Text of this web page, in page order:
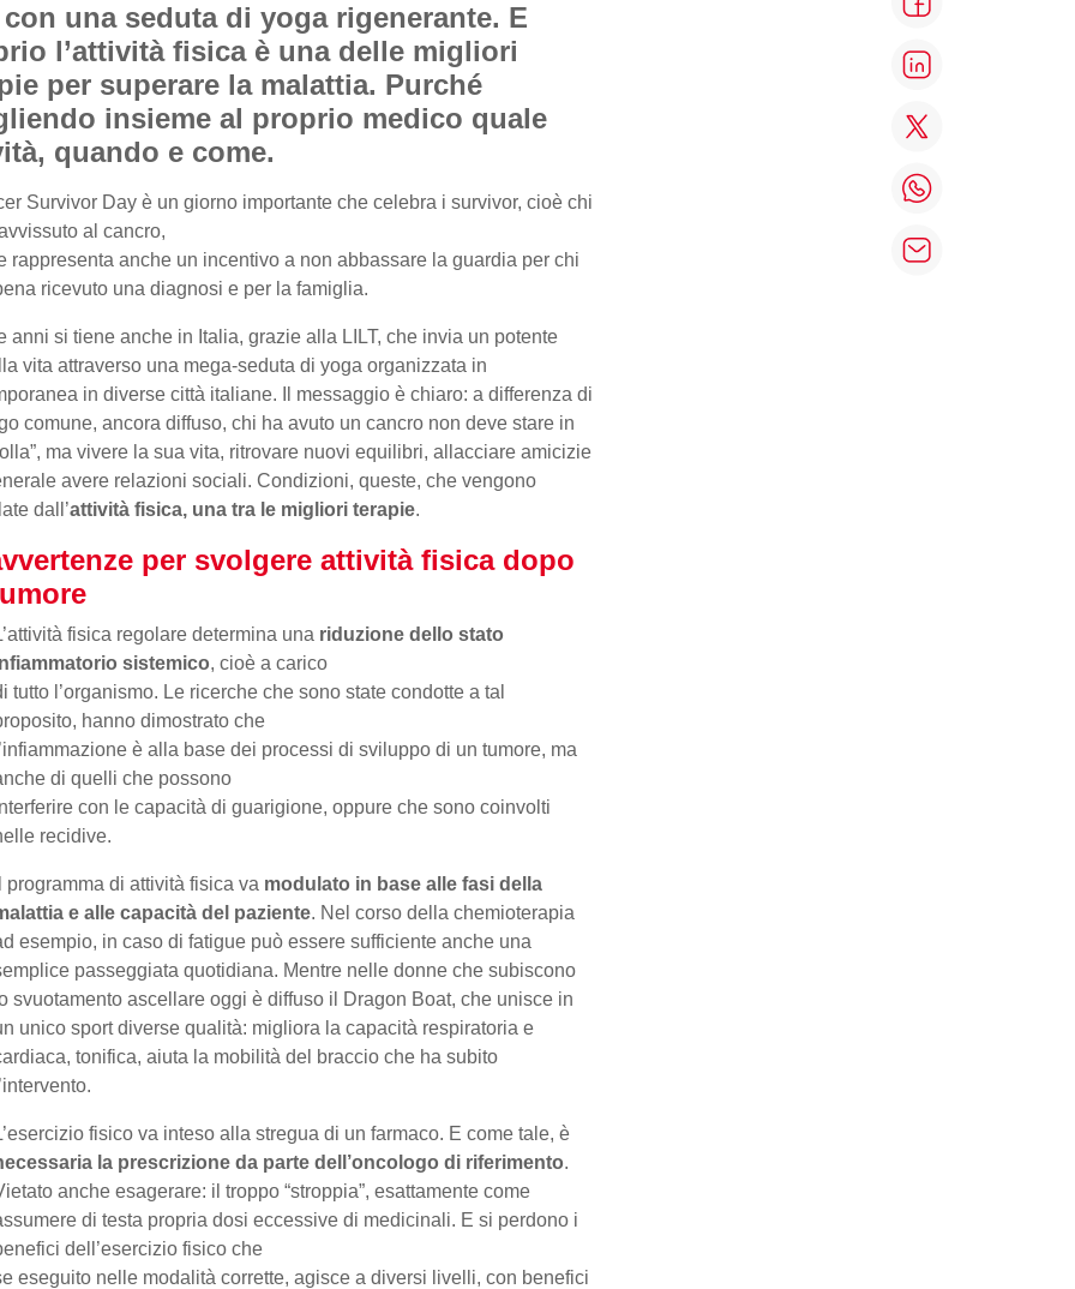
con una seduta di yoga rigenerante. E
l’attività fisica è una delle migliori
per superare la malattia. Purché
insieme al proprio medico quale
quando e come.
Survivor Day è un giorno importante che celebra i survivor, cioè chi
al cancro,
rappresenta anche un incentivo a non abbassare la guardia per chi
ricevuto una diagnosi e per la famiglia.
anni si tiene anche in Italia, grazie alla LILT, che invia un potente
vita attraverso una mega-seduta di yoga organizzata in
in diverse città italiane. Il messaggio è chiaro: a differenza di
comune, ancora diffuso, chi ha avuto un cancro non deve stare in
ma vivere la sua vita, ritrovare nuovi equilibri, allacciare amicizie
avere relazioni sociali. Condizioni, queste, che vengono
dall’attività fisica, una tra le migliori terapie.
per svolgere attività fisica dopo
fisica regolare determina una riduzione dello stato
sistemico, cioè a carico
tutto l’organismo. Le ricerche che sono state condotte a tal
hanno dimostrato che
è alla base dei processi di sviluppo di un tumore, ma
di quelli che possono
con le capacità di guarigione, oppure che sono coinvolti
recidive.
programma di attività fisica va modulato in base alle fasi della
e alle capacità del paziente. Nel corso della chemioterapia
esempio, in caso di fatigue può essere sufficiente anche una
passeggiata quotidiana. Mentre nelle donne che subiscono
svuotamento ascellare oggi è diffuso il Dragon Boat, che unisce in
unico sport diverse qualità: migliora la capacità respiratoria e
tonifica, aiuta la mobilità del braccio che ha subito
fisico va inteso alla stregua di un farmaco. E come tale, è
la prescrizione da parte dell’oncologo di riferimento.
anche esagerare: il troppo “stroppia”, esattamente come
di testa propria dosi eccessive di medicinali. E si perdono i
dell’esercizio fisico che
eseguito nelle modalità corrette, agisce a diversi livelli, con benefici